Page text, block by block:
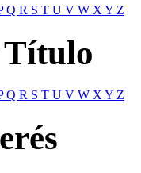
Q R S T U V W XY Z
Título
Q R S T U V W X Y Z